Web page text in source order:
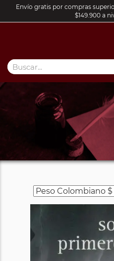
Envío gratis por compras
$149.900 a